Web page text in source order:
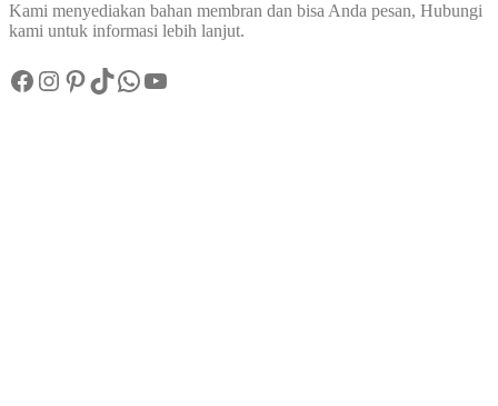
Kami menyediakan bahan membran dan bisa Anda pesan, Hubungi
kami untuk informasi lebih lanjut.
Facebook
Instagram
Pinterest
TikTok
WhatsApp
YouTube